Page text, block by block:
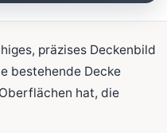
präzises Deckenbild
bestehende Decke
hat, die